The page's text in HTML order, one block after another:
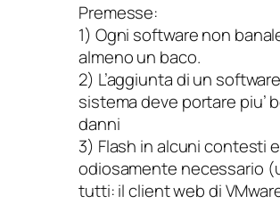
Premesse:
1) Ogni software non
almeno un baco.
2) L’aggiunta di un
sistema deve portare piu’
danni
3) Flash in alcuni contesti
odiosamente necessario
tutti: il client web di